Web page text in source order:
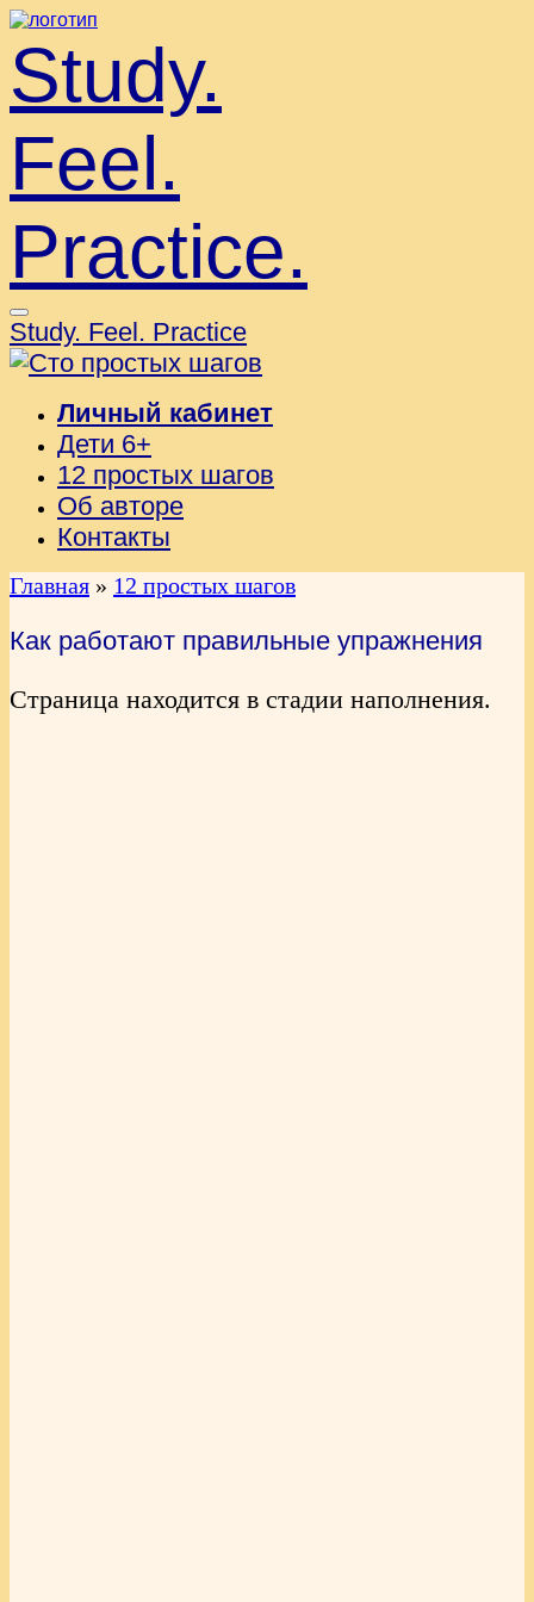
Study.
Feel.
Practice.
Study. Feel. Practice
Личный кабинет
Дети 6+
12 простых шагов
Об авторе
Контакты
Главная » 12 простых шагов
Как работают правильные упражнения
Страница находится в стадии наполнения.